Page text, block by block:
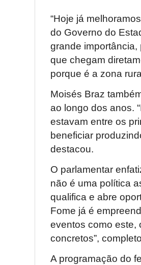
“Hoje já
do Governo do
grande
que chegam
porque é a zona
Moisés Braz
ao longo dos anos.
estavam entre os
beneficiar
destacou.
O parlamentar
não é uma política
qualifica e abre
Fome já é
eventos como este,
concretos”,
A programação do